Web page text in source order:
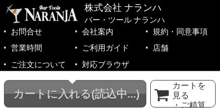
カートに入れる(読込中...)
カートを
見る
・ご精算
株式会社 ナランハ
バー・ツール ナランハ
お問合せ
会社案内
規約・同意事項
営業時間
ご利用ガイド
店舗
ご注文について
対応ブラウザ
©1999-2026 NARANJA Inc. All Rights Reserved.